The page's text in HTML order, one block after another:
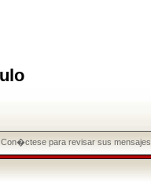
Con�ctese para revisar sus mensajes